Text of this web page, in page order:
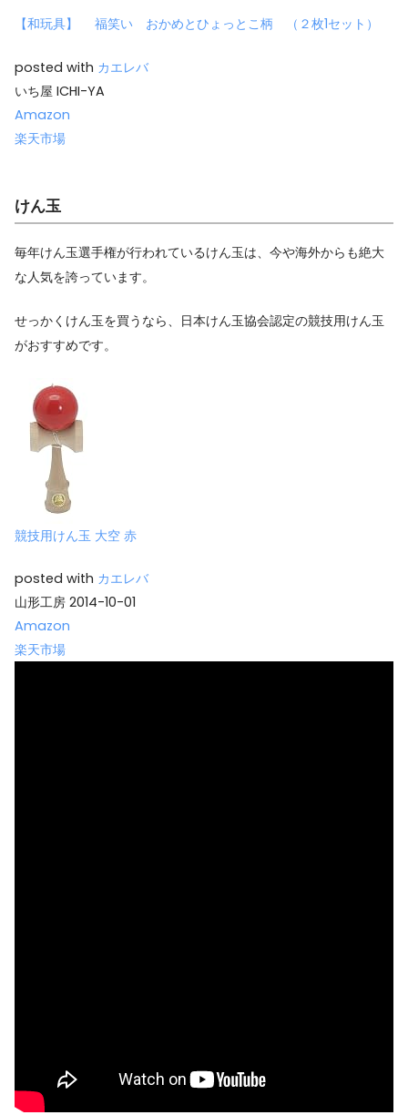
【和玩具】 福笑い おかめとひょっとこ柄 （２枚1セット）
posted with カエレバ
いち屋 ICHI-YA
Amazon
楽天市場
けん玉
毎年けん玉選手権が行われているけん玉は、今や海外からも絶大
な人気を誇っています。
せっかくけん玉を買うなら、日本けん玉協会認定の競技用けん玉
がおすすめです。
競技用けん玉 大空 赤
posted with カエレバ
山形工房 2014-10-01
Amazon
楽天市場